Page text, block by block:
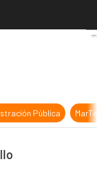
sí es sencillo
Pública